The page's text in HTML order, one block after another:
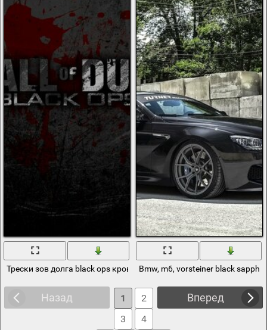
Трески зов долга black ops кровь Bmw, m6, vorsteiner black
Назад Вперед
1
2
3
4